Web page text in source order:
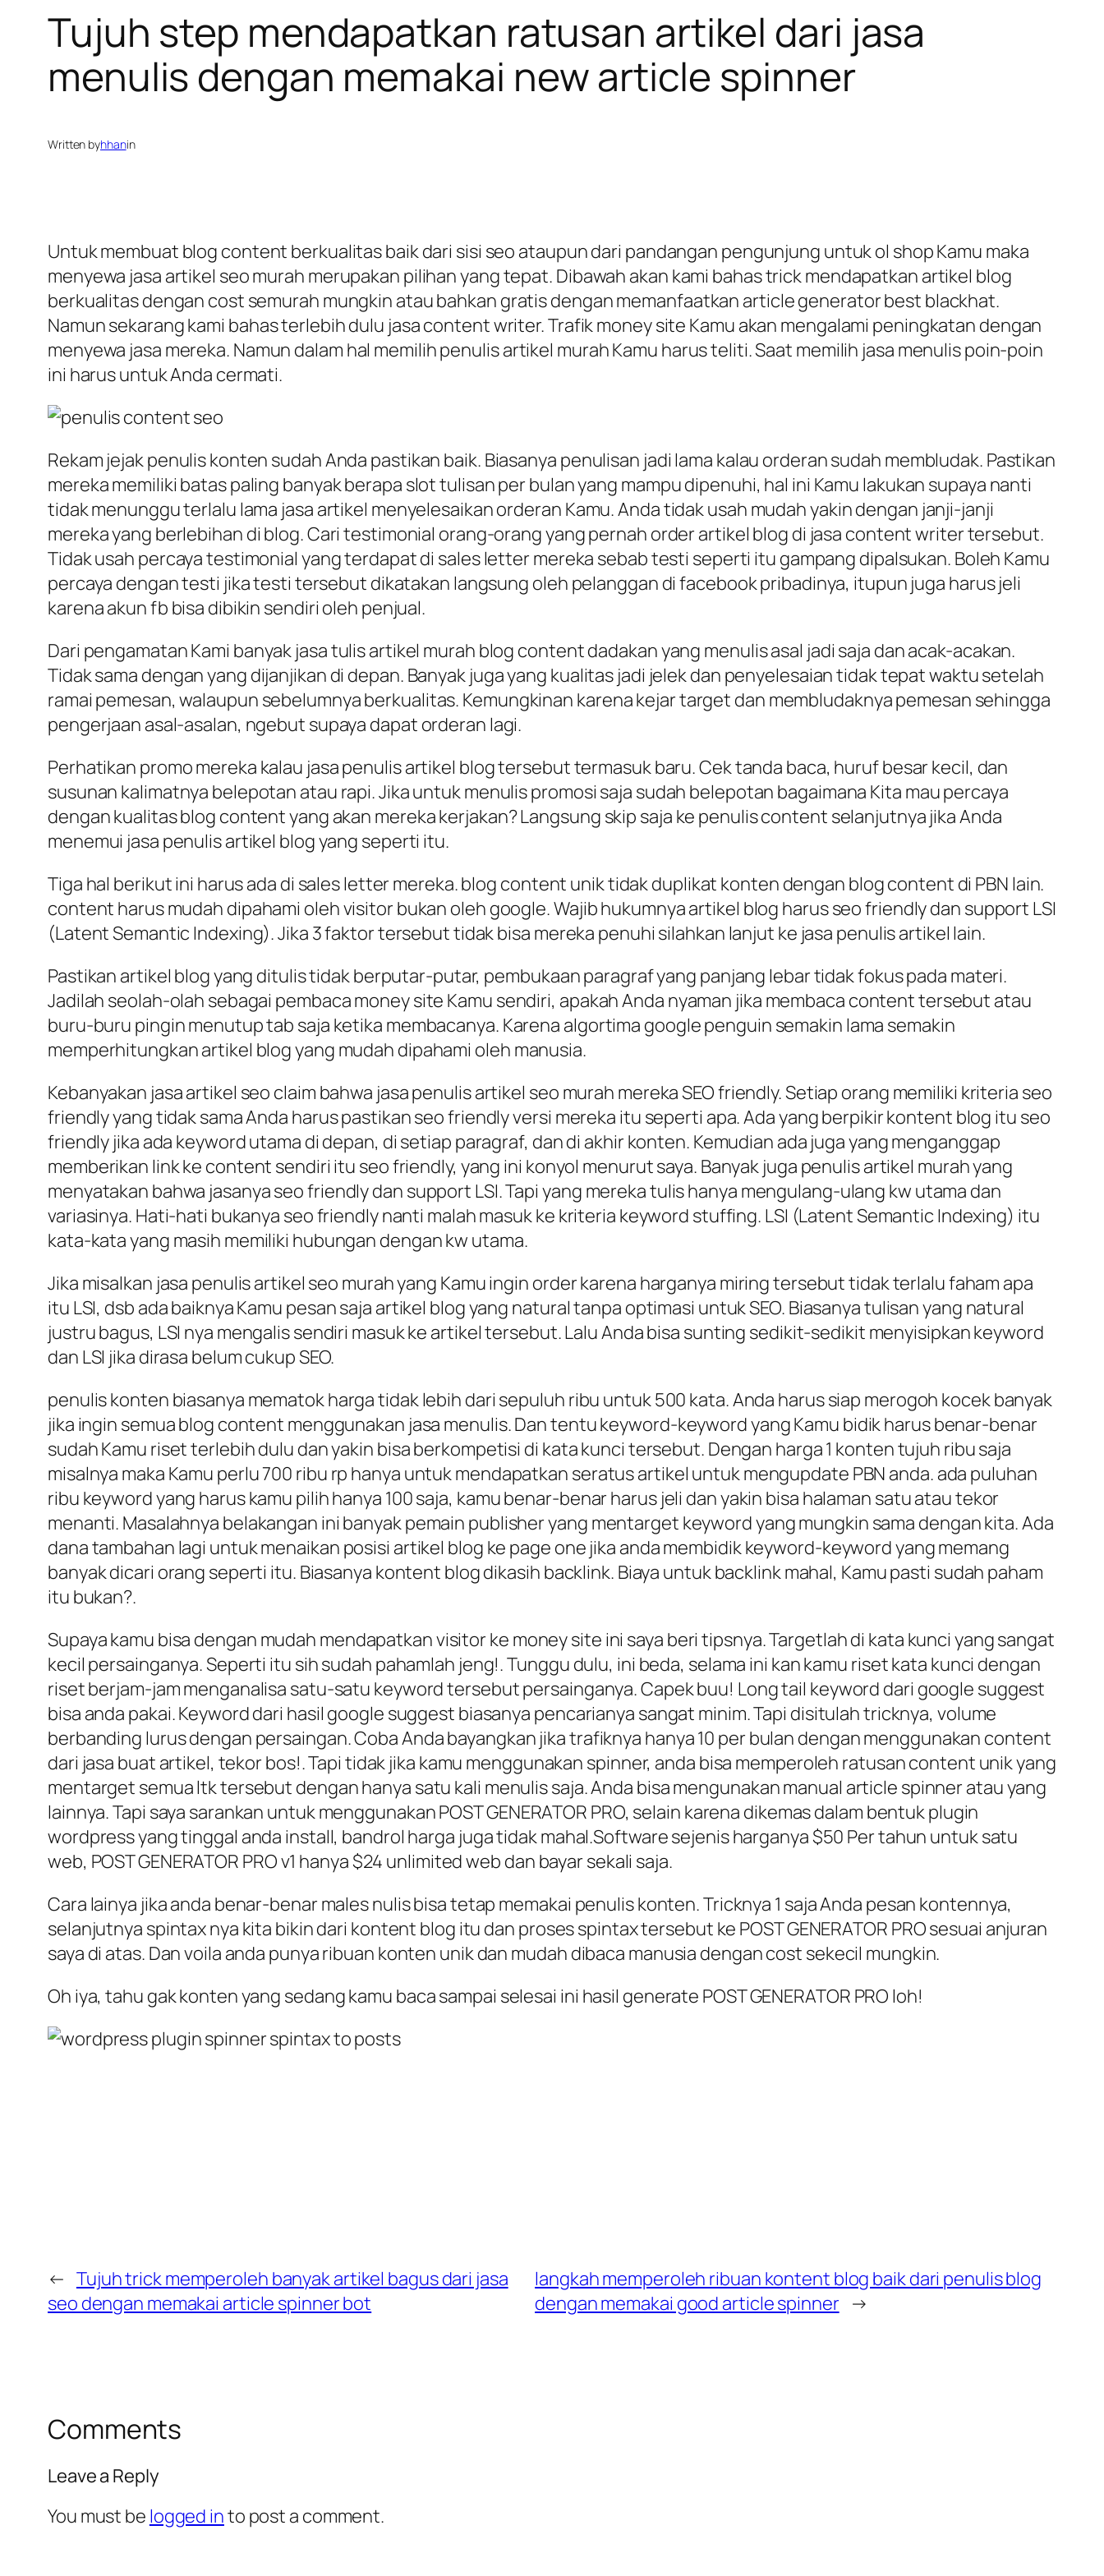
Tujuh step mendapatkan ratusan artikel dari jasa
menulis dengan memakai new article spinner
Written byhhanin
Untuk membuat blog content berkualitas baik dari sisi seo ataupun dari pandangan pengunjung untuk ol shop Kamu maka
menyewa jasa artikel seo murah merupakan pilihan yang tepat. Dibawah akan kami bahas trick mendapatkan artikel blog
berkualitas dengan cost semurah mungkin atau bahkan gratis dengan memanfaatkan article generator best blackhat.
Namun sekarang kami bahas terlebih dulu jasa content writer. Trafik money site Kamu akan mengalami peningkatan dengan
menyewa jasa mereka. Namun dalam hal memilih penulis artikel murah Kamu harus teliti. Saat memilih jasa menulis poin-poin
ini harus untuk Anda cermati.
Rekam jejak penulis konten sudah Anda pastikan baik. Biasanya penulisan jadi lama kalau orderan sudah membludak. Pastikan
mereka memiliki batas paling banyak berapa slot tulisan per bulan yang mampu dipenuhi, hal ini Kamu lakukan supaya nanti
tidak menunggu terlalu lama jasa artikel menyelesaikan orderan Kamu. Anda tidak usah mudah yakin dengan janji-janji
mereka yang berlebihan di blog. Cari testimonial orang-orang yang pernah order artikel blog di jasa content writer tersebut.
Tidak usah percaya testimonial yang terdapat di sales letter mereka sebab testi seperti itu gampang dipalsukan. Boleh Kamu
percaya dengan testi jika testi tersebut dikatakan langsung oleh pelanggan di facebook pribadinya, itupun juga harus jeli
karena akun fb bisa dibikin sendiri oleh penjual.
Dari pengamatan Kami banyak jasa tulis artikel murah blog content dadakan yang menulis asal jadi saja dan acak-acakan.
Tidak sama dengan yang dijanjikan di depan. Banyak juga yang kualitas jadi jelek dan penyelesaian tidak tepat waktu setelah
ramai pemesan, walaupun sebelumnya berkualitas. Kemungkinan karena kejar target dan membludaknya pemesan sehingga
pengerjaan asal-asalan, ngebut supaya dapat orderan lagi.
Perhatikan promo mereka kalau jasa penulis artikel blog tersebut termasuk baru. Cek tanda baca, huruf besar kecil, dan
susunan kalimatnya belepotan atau rapi. Jika untuk menulis promosi saja sudah belepotan bagaimana Kita mau percaya
dengan kualitas blog content yang akan mereka kerjakan? Langsung skip saja ke penulis content selanjutnya jika Anda
menemui jasa penulis artikel blog yang seperti itu.
Tiga hal berikut ini harus ada di sales letter mereka. blog content unik tidak duplikat konten dengan blog content di PBN lain.
content harus mudah dipahami oleh visitor bukan oleh google. Wajib hukumnya artikel blog harus seo friendly dan support LSI
(Latent Semantic Indexing). Jika 3 faktor tersebut tidak bisa mereka penuhi silahkan lanjut ke jasa penulis artikel lain.
Pastikan artikel blog yang ditulis tidak berputar-putar, pembukaan paragraf yang panjang lebar tidak fokus pada materi.
Jadilah seolah-olah sebagai pembaca money site Kamu sendiri, apakah Anda nyaman jika membaca content tersebut atau
buru-buru pingin menutup tab saja ketika membacanya. Karena algortima google penguin semakin lama semakin
memperhitungkan artikel blog yang mudah dipahami oleh manusia.
Kebanyakan jasa artikel seo claim bahwa jasa penulis artikel seo murah mereka SEO friendly. Setiap orang memiliki kriteria seo
friendly yang tidak sama Anda harus pastikan seo friendly versi mereka itu seperti apa. Ada yang berpikir kontent blog itu seo
friendly jika ada keyword utama di depan, di setiap paragraf, dan di akhir konten. Kemudian ada juga yang menganggap
memberikan link ke content sendiri itu seo friendly, yang ini konyol menurut saya. Banyak juga penulis artikel murah yang
menyatakan bahwa jasanya seo friendly dan support LSI. Tapi yang mereka tulis hanya mengulang-ulang kw utama dan
variasinya. Hati-hati bukanya seo friendly nanti malah masuk ke kriteria keyword stuffing. LSI (Latent Semantic Indexing) itu
kata-kata yang masih memiliki hubungan dengan kw utama.
Jika misalkan jasa penulis artikel seo murah yang Kamu ingin order karena harganya miring tersebut tidak terlalu faham apa
itu LSI, dsb ada baiknya Kamu pesan saja artikel blog yang natural tanpa optimasi untuk SEO. Biasanya tulisan yang natural
justru bagus, LSI nya mengalis sendiri masuk ke artikel tersebut. Lalu Anda bisa sunting sedikit-sedikit menyisipkan keyword
dan LSI jika dirasa belum cukup SEO.
penulis konten biasanya mematok harga tidak lebih dari sepuluh ribu untuk 500 kata. Anda harus siap merogoh kocek banyak
jika ingin semua blog content menggunakan jasa menulis. Dan tentu keyword-keyword yang Kamu bidik harus benar-benar
sudah Kamu riset terlebih dulu dan yakin bisa berkompetisi di kata kunci tersebut. Dengan harga 1 konten tujuh ribu saja
misalnya maka Kamu perlu 700 ribu rp hanya untuk mendapatkan seratus artikel untuk mengupdate PBN anda. ada puluhan
ribu keyword yang harus kamu pilih hanya 100 saja, kamu benar-benar harus jeli dan yakin bisa halaman satu atau tekor
menanti. Masalahnya belakangan ini banyak pemain publisher yang mentarget keyword yang mungkin sama dengan kita. Ada
dana tambahan lagi untuk menaikan posisi artikel blog ke page one jika anda membidik keyword-keyword yang memang
banyak dicari orang seperti itu. Biasanya kontent blog dikasih backlink. Biaya untuk backlink mahal, Kamu pasti sudah paham
itu bukan?.
Supaya kamu bisa dengan mudah mendapatkan visitor ke money site ini saya beri tipsnya. Targetlah di kata kunci yang sangat
kecil persainganya. Seperti itu sih sudah pahamlah jeng!. Tunggu dulu, ini beda, selama ini kan kamu riset kata kunci dengan
riset berjam-jam menganalisa satu-satu keyword tersebut persainganya. Capek buu! Long tail keyword dari google suggest
bisa anda pakai. Keyword dari hasil google suggest biasanya pencarianya sangat minim. Tapi disitulah tricknya, volume
berbanding lurus dengan persaingan. Coba Anda bayangkan jika trafiknya hanya 10 per bulan dengan menggunakan content
dari jasa buat artikel, tekor bos!. Tapi tidak jika kamu menggunakan spinner, anda bisa memperoleh ratusan content unik yang
mentarget semua ltk tersebut dengan hanya satu kali menulis saja. Anda bisa mengunakan manual article spinner atau yang
lainnya. Tapi saya sarankan untuk menggunakan POST GENERATOR PRO, selain karena dikemas dalam bentuk plugin
wordpress yang tinggal anda install, bandrol harga juga tidak mahal.Software sejenis harganya $50 Per tahun untuk satu
web, POST GENERATOR PRO v1 hanya $24 unlimited web dan bayar sekali saja.
Cara lainya jika anda benar-benar males nulis bisa tetap memakai penulis konten. Tricknya 1 saja Anda pesan kontennya,
selanjutnya spintax nya kita bikin dari kontent blog itu dan proses spintax tersebut ke POST GENERATOR PRO sesuai anjuran
saya di atas. Dan voila anda punya ribuan konten unik dan mudah dibaca manusia dengan cost sekecil mungkin.
Oh iya, tahu gak konten yang sedang kamu baca sampai selesai ini hasil generate POST GENERATOR PRO loh!
← Tujuh trick memperoleh banyak artikel bagus dari jasa
seo dengan memakai article spinner bot
langkah memperoleh ribuan kontent blog baik dari penulis blog
dengan memakai good article spinner →
Comments
Leave a Reply
You must be logged into post a comment.